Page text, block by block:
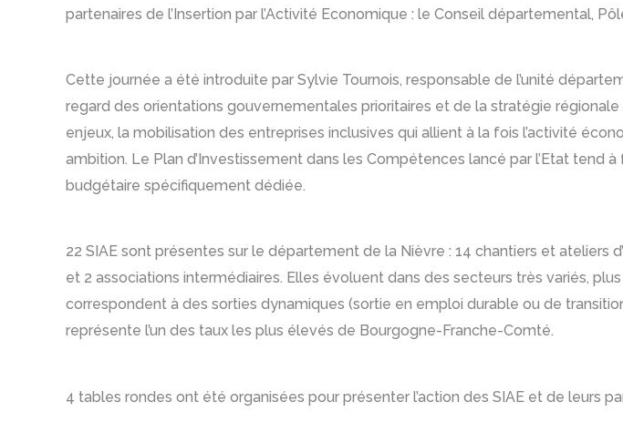
partenaires de l’Insertion par l’Activité Economique : le Conseil départemental,
Cette journée a été introduite par Sylvie Tournois, responsable de l’unité
regard des orientations gouvernementales prioritaires et de la stratégie
enjeux, la mobilisation des entreprises inclusives qui allient à la fois l’activité
ambition. Le Plan d’Investissement dans les Compétences lancé par l’Etat tend
budgétaire spécifiquement dédiée.
22 SIAE sont présentes sur le département de la Nièvre : 14 chantiers et ateliers
et 2 associations intermédiaires. Elles évoluent dans des secteurs très variés,
correspondent à des sorties dynamiques (sortie en emploi durable ou de
représente l’un des taux les plus élevés de Bourgogne-Franche-Comté.
4 tables rondes ont été organisées pour présenter l’action des SIAE et de leurs